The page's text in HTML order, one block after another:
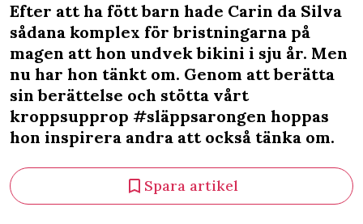
Efter att ha fött barn hade Carin da Silva
sådana komplex för bristningarna på
magen att hon undvek bikini i sju år. Men
nu har hon tänkt om. Genom att berätta
sin berättelse och stötta vårt
kroppsupprop #släppsarongen hoppas
hon inspirera andra att också tänka om.
Spara artikel